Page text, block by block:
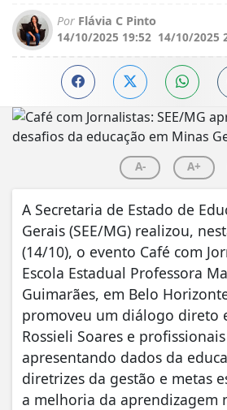
Por Flávia C Pinto
14/10/2025 19:52 14/10/2025
A- A+
A Secretaria de Estado de
Gerais (SEE/MG) realizou,
(14/10), o evento Café com
Escola Estadual Professora
Guimarães, em Belo
promoveu um diálogo direto
Rossieli Soares e
apresentando dados da
diretrizes da gestão e metas
a melhoria da aprendizagem